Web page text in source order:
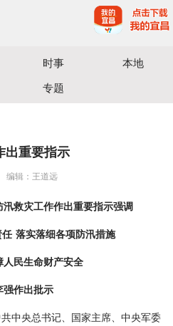
时事
本地
专题
出重要指示
编辑：王道远
救灾工作作出重要指示强调
落实落细各项防汛措施
人民生命财产安全
强作出批示
中央总书记、国家主席、中央军委